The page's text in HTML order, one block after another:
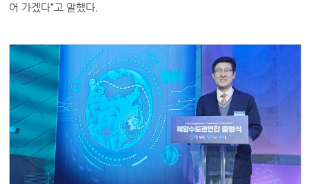
어 가겠다”고 말했다.